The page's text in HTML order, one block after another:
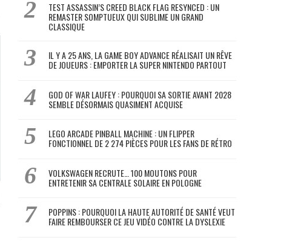
TEST ASSASSIN’S CREED BLACK FLAG RESYNCED : UN
REMASTER SOMPTUEUX QUI SUBLIME UN GRAND
CLASSIQUE
IL Y A 25 ANS, LA GAME BOY ADVANCE RÉALISAIT UN RÊVE
DE JOUEURS : EMPORTER LA SUPER NINTENDO PARTOUT
GOD OF WAR LAUFEY : POURQUOI SA SORTIE AVANT 2028
SEMBLE DÉSORMAIS QUASIMENT ACQUISE
LEGO ARCADE PINBALL MACHINE : UN FLIPPER
FONCTIONNEL DE 2 274 PIÈCES POUR LES FANS DE RÉTRO
VOLKSWAGEN RECRUTE… 100 MOUTONS POUR
ENTRETENIR SA CENTRALE SOLAIRE EN POLOGNE
POPPINS : POURQUOI LA HAUTE AUTORITÉ DE SANTÉ VEUT
FAIRE REMBOURSER CE JEU VIDÉO CONTRE LA DYSLEXIE